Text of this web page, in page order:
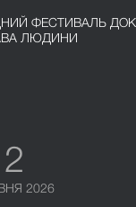
ФЕСТИВАЛЬ
ЛЮДИНИ
2026